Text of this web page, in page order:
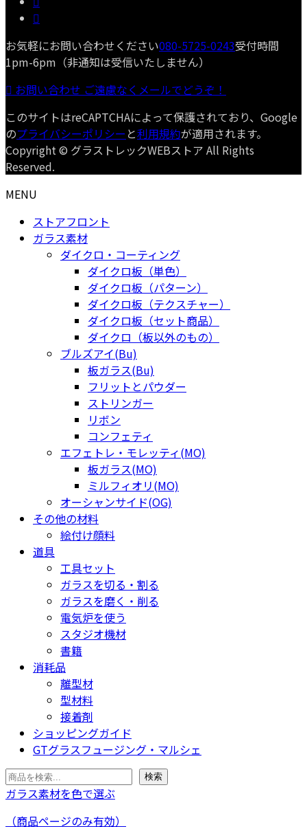
お気軽にお問い合わせください080-5725-0243受付時間
1pm-6pm（非通知は受信いたしません）
お問い合わせ ご遠慮なくメールでどうぞ！
このサイトはreCAPTCHAによって保護されており、Google
のプライバシーポリシー と利用規約が適用されます。
Copyright © グラストレックWEBストア All Rights
Reserved.
MENU
ストアフロント
ガラス素材
ダイクロ・コーティング
ダイクロ板（単色）
ダイクロ板（パターン）
ダイクロ板（テクスチャー）
ダイクロ板（セット商品）
ダイクロ（板以外のもの）
ブルズアイ(Bu)
板ガラス(Bu)
フリットとパウダー
ストリンガー
リボン
コンフェティ
エフェトレ・モレッティ(MO)
板ガラス(MO)
ミルフィオリ(MO)
オーシャンサイド(OG)
その他の材料
絵付け顔料
道具
工具セット
ガラスを切る・割る
ガラスを磨く・削る
電気炉を使う
スタジオ機材
書籍
消耗品
離型材
型材料
接着剤
ショッピングガイド
GTグラスフュージング・マルシェ
検
索
検索
ガラス素材を色で選ぶ
（商品ページのみ有効）